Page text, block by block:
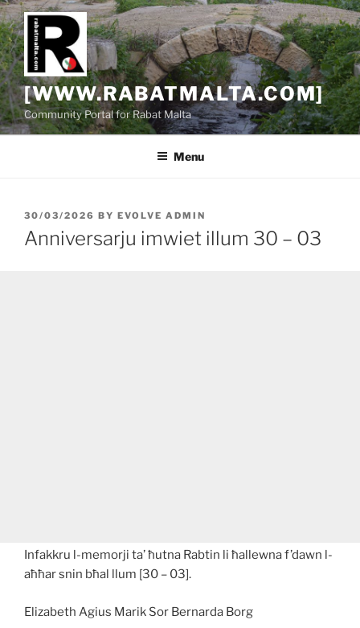
Skip
to
content
[WWW.RABATMALTA.COM]
Community Portal for Rabat Malta
Menu
POSTED
ON
30/03/2026 BY EVOLVE ADMIN
Anniversarju imwiet illum 30 – 03
Infakkru l-memorji ta’ ħutna Rabtin li ħallewna f’dawn l-
aħħar snin bħal llum [30 – 03].
Elizabeth Agius Marik Sor Bernarda Borg